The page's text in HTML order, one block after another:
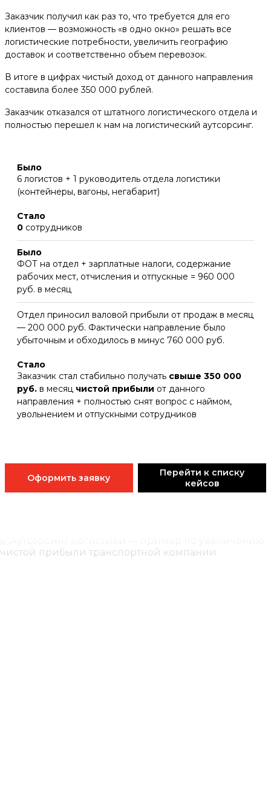
Заказчик получил как раз то, что требуется для его
клиентов — возможность «в одно окно» решать все
логистические потребности, увеличить географию
доставок и соответственно объем перевозок.
В итоге в цифрах чистый доход от данного направления
составила более 350 000 рублей.
Заказчик отказался от штатного логистического отдела и
полностью перешел к нам на логистический аутсорсинг.
6 логистов + 1 руководитель отдела логистики
(контейнеры, вагоны, негабарит)
0 сотрудников
ФОТ на отдел + зарплатные налоги, содержание
рабочих мест, отчисления и отпускные = 960 000
руб. в месяц
Отдел приносил валовой прибыли от продаж в месяц
— 200 000 руб. Фактически направление было
убыточным и обходилось в минус 760 000 руб.
Заказчик стал стабильно получать свыше 350 000
руб. в месяц чистой прибыли от данного
направления + полностью снят вопрос с наймом,
увольнением и отпускными сотрудников
Оформить заявку
Перейти к списку
кейсов